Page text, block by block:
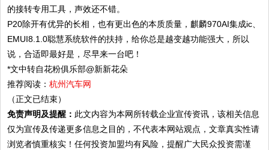
的接转专用工具，声效还不错。
P20除开有优异的长相，也有更出色的本质质量，麒麟970AI集成ic、
EMUI8.1.0聪慧系统软件的扶持，给你总是越变越功能强大，所以
说，合适即最好是，尽早来一台吧！
*文中转自花粉俱乐部@新新花朵
推荐阅读：杭州汽车网
（正文已结束）
免责声明及提醒： 此文内容为本网所转载企业宣传资讯，该相关信息
仅为宣传及传递更多信息之目的，不代表本网站观点，文章真实性请
浏览者慎重核实！任何投资加盟均有风险，提醒广大民众投资需谨